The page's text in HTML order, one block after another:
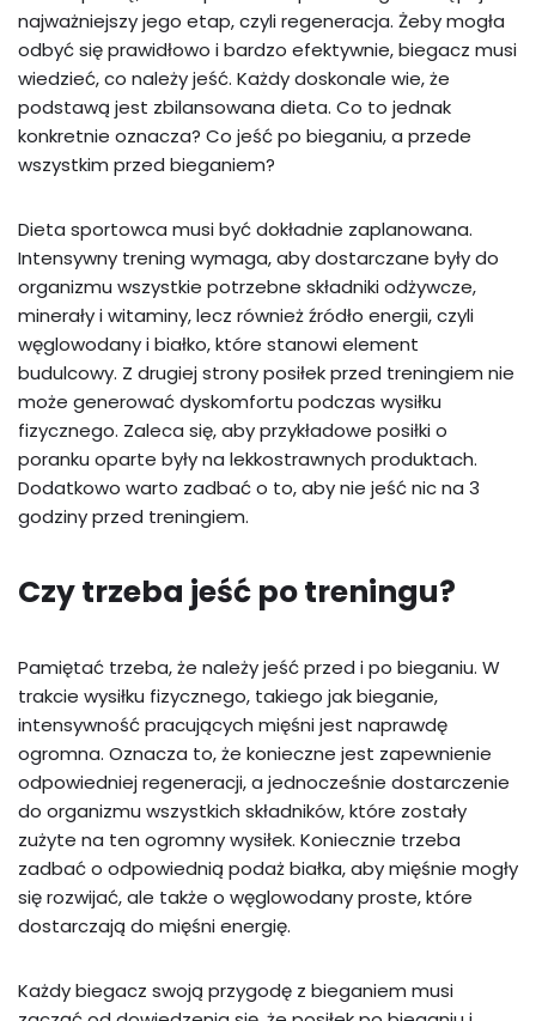
najważniejszy jego etap, czyli regeneracja. Żeby mogła
odbyć się prawidłowo i bardzo efektywnie, biegacz musi
wiedzieć, co należy jeść. Każdy doskonale wie, że
podstawą jest zbilansowana dieta. Co to jednak
konkretnie oznacza? Co jeść po bieganiu, a przede
wszystkim przed bieganiem?
Dieta sportowca musi być dokładnie zaplanowana.
Intensywny trening wymaga, aby dostarczane były do
organizmu wszystkie potrzebne składniki odżywcze,
minerały i witaminy, lecz również źródło energii, czyli
węglowodany i białko, które stanowi element
budulcowy. Z drugiej strony posiłek przed treningiem nie
może generować dyskomfortu podczas wysiłku
fizycznego. Zaleca się, aby przykładowe posiłki o
poranku oparte były na lekkostrawnych produktach.
Dodatkowo warto zadbać o to, aby nie jeść nic na 3
godziny przed treningiem.
Czy trzeba jeść po treningu?
Pamiętać trzeba, że należy jeść przed i po bieganiu. W
trakcie wysiłku fizycznego, takiego jak bieganie,
intensywność pracujących mięśni jest naprawdę
ogromna. Oznacza to, że konieczne jest zapewnienie
odpowiedniej regeneracji, a jednocześnie dostarczenie
do organizmu wszystkich składników, które zostały
zużyte na ten ogromny wysiłek. Koniecznie trzeba
zadbać o odpowiednią podaż białka, aby mięśnie mogły
się rozwijać, ale także o węglowodany proste, które
dostarczają do mięśni energię.
Każdy biegacz swoją przygodę z bieganiem musi